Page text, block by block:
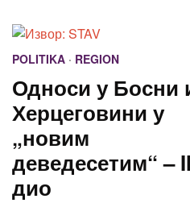
POLITIKA · REGION
Односи у Босни
Херцеговини у
„новим
деведесетим“ – II
дио